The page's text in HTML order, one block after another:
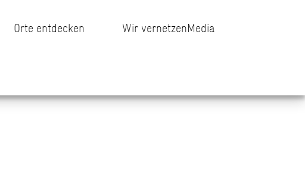
Orte entdecken Wir vernetzenMedia